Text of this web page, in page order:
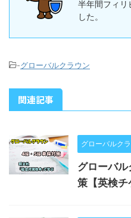
半年間フィリ
した。
-グローバルクラウン
関連記事
グローバルク
グローバ
策【英検チ